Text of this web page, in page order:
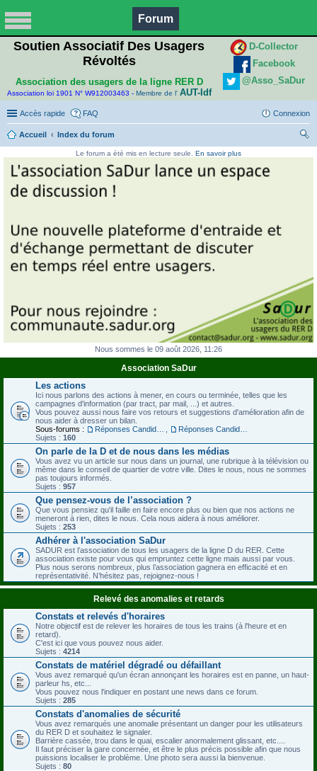
Forum
Soutien Associatif Des Usagers
Révoltés
Association des usagers de la ligne RER D
Association loi 1901 N° W912003463 - Membre de l' AUT-Idf
D-Collector
Facebook
@Asso_SaDur
Accès rapide FAQ Connexion
Accueil
Index du forum
Le forum a été mis en lecture seule. En savoir plus
Nous sommes le 09 août 2026, 11:26
Association SaDur
Les actions
Ici nous parlons des actions à mener, en cours ou terminée, telles que les
campagnes d'information (par tract, par mail, ...) et autres.
Vous pouvez aussi nous faire vos retours et suggestions d'amélioration afin de
nous aider à dresser un bilan.
Sous-forums :
Sujets : 160
On parle de la D et de nous dans les médias
Vous avez vu un article sur nous dans un journal, une rubrique à la télévision ou
même dans le conseil de quartier de votre ville. Dites le nous, nous ne sommes
pas toujours informés.
Sujets : 957
Que pensez-vous de l’association ?
Que vous pensiez qu'il faille en faire encore plus ou bien que nos actions ne
meneront à rien, dites le nous. Cela nous aidera à nous améliorer.
Sujets : 253
Adhérer à l'association SaDur
SADUR est l’association de tous les usagers de la ligne D du RER. Cette
association existe pour vous qui empruntez cette ligne mais aussi par vous.
Plus nous serons nombreux, plus l’association gagnera en efficacité et en
représentativité. N’hésitez pas, rejoignez-nous !
Relevé des anomalies et retards
Constats et relevés d'horaires
Notre objectif est de relever les horaires de tous les trains (à l'heure et en
retard).
C'est ici que vous pouvez nous aider.
Sujets : 4214
Constats de matériel dégradé ou défaillant
Vous avez remarqué qu'un écran annonçant les horaires est en panne, un haut-
parleur hs, etc...
Vous pouvez nous l'indiquer en postant une news dans ce forum.
Sujets : 285
Constats d'anomalies de sécurité
Vous avez remarqués une anomalie présentant un danger pour les utilisateurs
du RER D et souhaitez le signaler.
Barrière cassée, trou dans le quai, escalier anormalement glissant, etc....
Il faut préciser la gare concernée, et être le plus précis possible afin que nous
puissions localiser le problème. Une photo sera aussi la bienvenue.
Sujets : 80